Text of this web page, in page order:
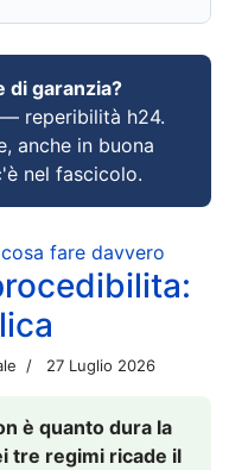
di garanzia?
— reperibilità h24.
anche in buona
nel fascicolo.
fare davvero
27 Luglio 2026
è quanto dura la
tre regimi ricade il